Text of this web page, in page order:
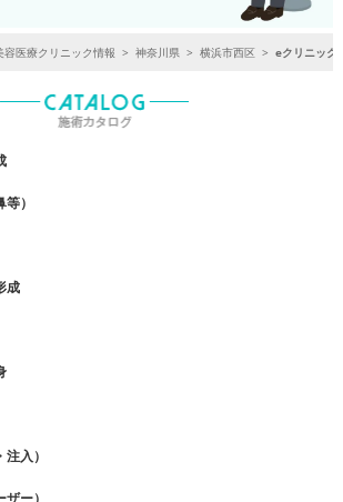
容医療クリニック情報 > 神奈川県 > 横浜市西区 > eクリニック
）
成
入）
ー）